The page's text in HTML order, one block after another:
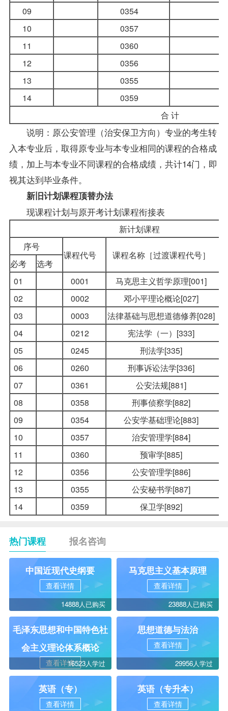
09
0354
10
0357
11
0360
12
0356
13
0355
14
0359
合 计
说明：原公安管理（治安保卫方向）专业的考生转
入本专业后，取得原专业与本专业相同的课程的合格成
绩，加上与本专业不同课程的合格成绩，共计14门，即
视其达到毕业条件。
新旧计划课程顶替办法
现课程计划与原开考计划课程衔接表
新计划课程
序号
课程代号 课程名称［过渡课程代号］
必考
选考
01
0001
马克思主义哲学原理[001]
02
0002
邓小平理论概论[027]
03
0003
法律基础与思想道德修养[028]
04
0212
宪法学（一）[333]
05
0245
刑法学[335]
06
0260 刑事诉讼法学[336]
07
0361
公安法规[881]
08
0358
刑事侦察学[882]
09
0354
公安学基础理论[883]
10
0357
治安管理学[884]
11
0360
预审学[885]
12
0356
公安管理学[886]
13
0355
公安秘书学[887]
14
0359 保卫学[892]
热门课程 报名咨询
中国近现代史纲要
查看详情
14888人已购买
马克思主义基本原理
查看详情
23888人已购买
毛泽东思想和中国特色社
会主义理论体系概论
查看详情16523人学过
思想道德与法治
查看详情
29956人学过
英语（专）
查看详情
英语（专升本）
查看详情